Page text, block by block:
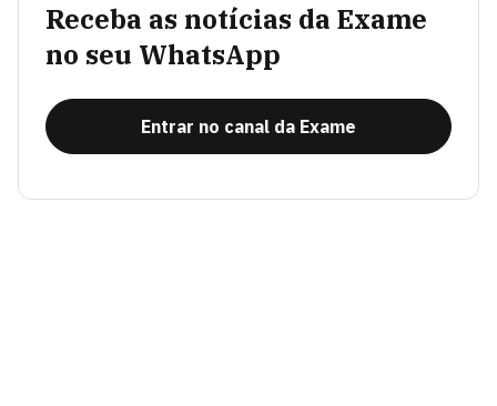
Receba as notícias da Exame
no seu WhatsApp
Entrar no canal da Exame